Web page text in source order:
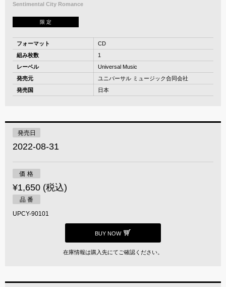
Sentimental City Romance
限 定
フォーマット
CD
組み枚数
1
レーベル
Universal Music
発売元
ユニバーサル ミュージック合同会社
発売国
日本
発売日
2022-08-31
価 格
¥1,650 (税込)
品 番
UPCY-90101
BUY NOW
在庫情報は購入先にてご確認ください。